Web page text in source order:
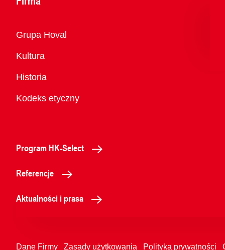
Przegląd
Grupa Hoval
Kultura
Historia
Kodeks etyczny
Program HK-Select
Referencje
Aktualności i prasa
Dane Firmy Zasady użytkowania Polityka prywatności